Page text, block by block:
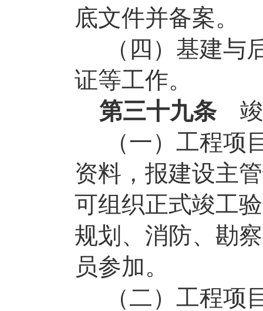
底文件并备案。
（四）基建与
证等工作。
第三十九条
（一）工程项
资料，报建设主
可组织正式竣工
规划、消防、勘
员参加。
（二）工程项